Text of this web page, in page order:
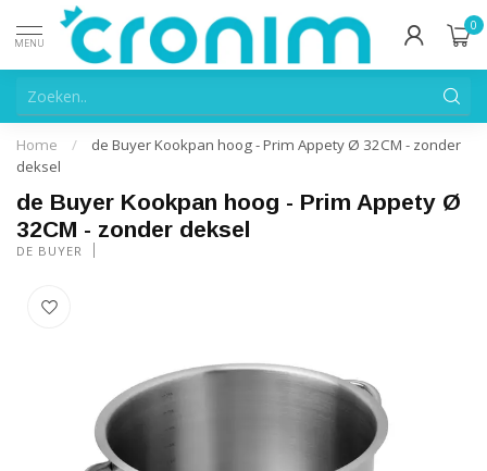
MENU
0
Home /
de Buyer Kookpan hoog - Prim Appety Ø 32CM - zonder
deksel
de Buyer Kookpan hoog - Prim Appety Ø
32CM - zonder deksel
DE BUYER